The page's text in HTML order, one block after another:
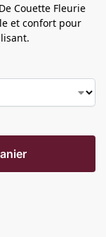
Couette Fleurie
et confort pour